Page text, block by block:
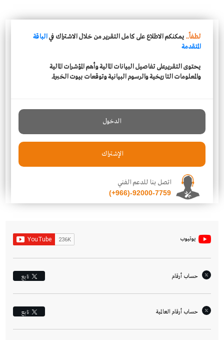
لطفاً.. يمكنكم الاطلاع على كامل التقرير من خلال الاشتراك فيالباقة
المتقدمة
يحتوى التقريرعلى تفاصيل البيانات المالية وأهم المؤشرات المالية
والمعلومات التاريخية والرسوم البيانية وتوقعات بيوت الخبرة.
الدخول
الإشتراك
اتصل بنا للدعم الفني
(+966)-92000-7759
يوتيوب
حساب أرقام تابِع
حساب أرقام العالمية تابِع